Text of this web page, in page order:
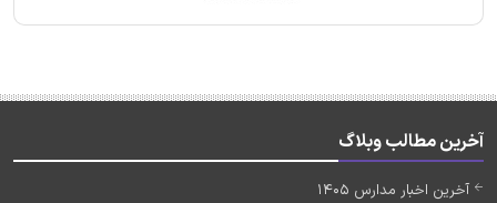
آخرین مطالب وبلاگ
آخرین اخبار مدارس 1405